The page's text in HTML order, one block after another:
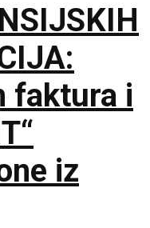
faktura i
iz